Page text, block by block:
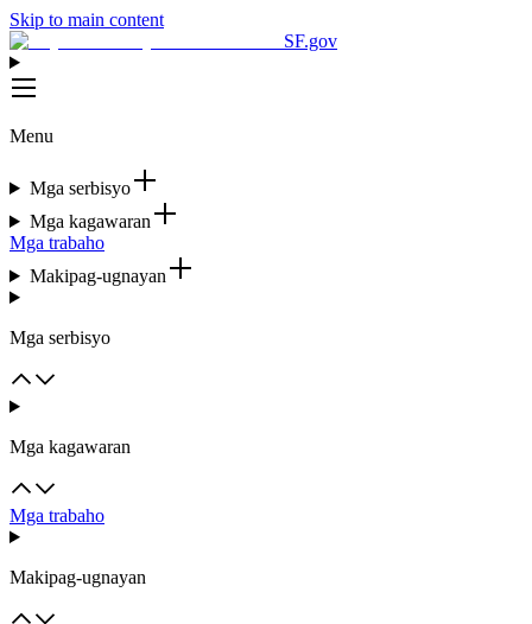
Skip to main content
SF.gov
Menu
Mga serbisyo
Mga kagawaran
Mga trabaho
Makipag-ugnayan
Mga serbisyo
Mga kagawaran
Mga trabaho
Makipag-ugnayan